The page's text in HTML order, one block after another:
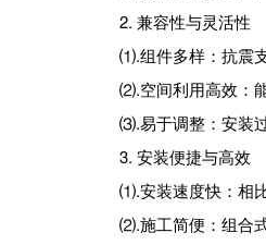
2. 兼容性与灵活性
‌⑴.组件多样‌：抗震
‌⑵.空间利用高效‌：
⑶‌.易于调整‌：安装
3. 安装便捷与高效
⑴‌.安装速度快‌：相
⑵‌.施工简便‌：组合